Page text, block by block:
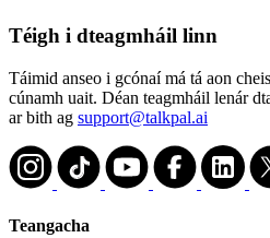
Téigh i dteagmháil linn
Táimid anseo i gcónaí má tá aon
cúnamh uait. Déan teagmháil lenár
ar bith ag support@talkpal.ai
Teangacha